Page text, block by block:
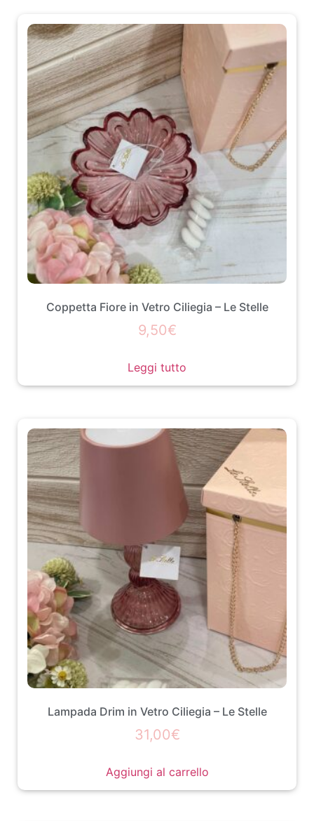
Coppetta Fiore in Vetro Ciliegia – Le Stelle
9,50€
Leggi tutto
Lampada Drim in Vetro Ciliegia – Le Stelle
31,00€
Aggiungi al carrello